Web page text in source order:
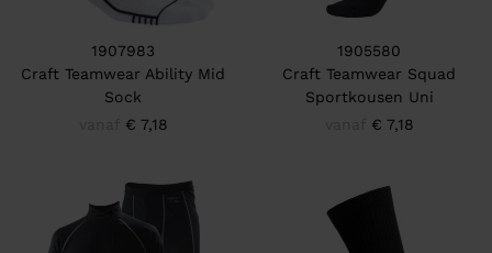
1907983
Craft Teamwear Ability Mid
Sock
€ 7,18
1905580
Craft Teamwear Squad
Sportkousen Uni
€ 7,18